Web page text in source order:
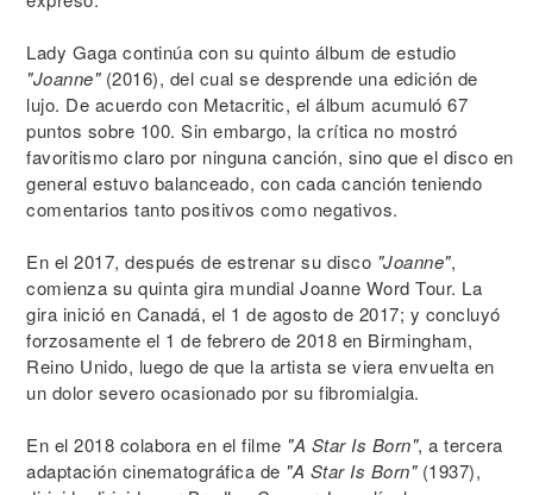
Lady Gaga continúa con su quinto álbum de estudio
"Joanne"(2016), del cual se desprende una edición de
lujo. De acuerdo con Metacritic, el álbum acumuló 67
puntos sobre 100. Sin embargo, la crítica no mostró
favoritismo claro por ninguna canción, sino que el disco en
general estuvo balanceado, con cada canción teniendo
comentarios tanto positivos como negativos.
En el 2017, después de estrenar su disco "Joanne",
comienza su quinta gira mundial Joanne Word Tour. La
gira inició en Canadá, el 1 de agosto de 2017; y concluyó
forzosamente el 1 de febrero de 2018 en Birmingham,
Reino Unido, luego de que la artista se viera envuelta en
un dolor severo ocasionado por su fibromialgia.
En el 2018 colabora en el filme "A Star Is Born", a tercera
adaptación cinematográfica de "A Star Is Born"(1937),